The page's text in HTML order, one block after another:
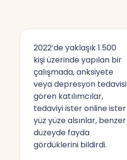
2022’de yaklaşık 1.500
kişi üzerinde yapılan bir
çalışmada, anksiyete
veya depresyon tedavisi
gören katılımcılar,
tedaviyi ister online ister
yüz yüze alsınlar, benzer
düzeyde fayda
gördüklerini bildirdi.